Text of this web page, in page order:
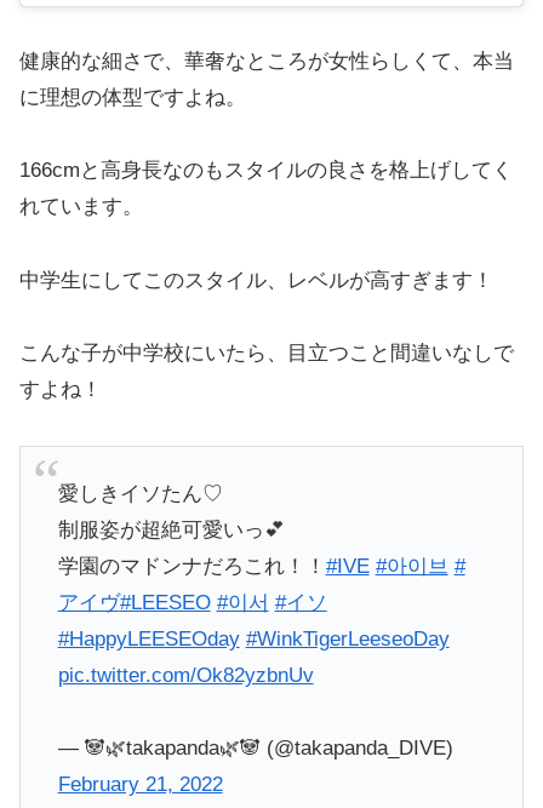
健康的な細さで、華奢なところが女性らしくて、本当
に理想の体型ですよね。
166cmと高身長なのもスタイルの良さを格上げしてく
れています。
中学生にしてこのスタイル、レベルが高すぎます！
こんな子が中学校にいたら、目立つこと間違いなしで
すよね！
愛しきイソたん♡
制服姿が超絶可愛いっ💕
学園のマドンナだろこれ！！ #IVE #아이브 #
アイヴ#LEESEO #이서 #イソ
#HappyLEESEOday #WinkTigerLeeseoDay
pic.twitter.com/Ok82yzbnUv
— 🐼🌿takapanda🌿🐼 (@takapanda_DIVE)
February 21, 2022